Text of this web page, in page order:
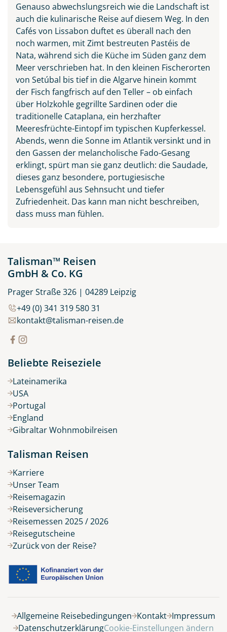
Praia do Camilo an der
Algarve, Portugal
© Balate Dorin - stock.adobe.com
Belegung
Genauso abwechslungsreich wie die Landschaft ist
auch die kulinarische Reise auf diesem Weg. In den
Cafés von Lissabon duftet es überall nach den
noch warmen, mit Zimt bestreuten Pastéis de
Nata, während sich die Küche im Süden ganz dem
Meer verschrieben hat. In den kleinen Fischerorten
von Setúbal bis tief in die Algarve hinein kommt
der Fisch fangfrisch auf den Teller – ob einfach
über Holzkohle gegrillte Sardinen oder die
traditionelle Cataplana, ein herzhafter
Meeresfrüchte-Eintopf im typischen Kupferkessel.
Abends, wenn die Sonne im Atlantik versinkt und in
den Gassen der melancholische Fado-Gesang
erklingt, spürt man sie ganz deutlich: die Saudade,
dieses ganz besondere, portugiesische
Lebensgefühl aus Sehnsucht und tiefer
Zufriedenheit. Das kann man nicht beschreiben,
dass muss man fühlen.
Talisman™ Reisen
GmbH & Co. KG
Prager Straße 326 | 04289 Leipzig
+49 (0) 341 319 580 31
kontakt@talisman-reisen.de
Beliebte Reiseziele
Lateinamerika
USA
Portugal
England
Gibraltar Wohnmobilreisen
Talisman Reisen
Karriere
Unser Team
Reisemagazin
Reiseversicherung
Reisemessen 2025 / 2026
Reisegutscheine
Zurück von der Reise?
Allgemeine Reisebedingungen Kontakt Impressum
DatenschutzerklärungCookie-Einstellungen ändern